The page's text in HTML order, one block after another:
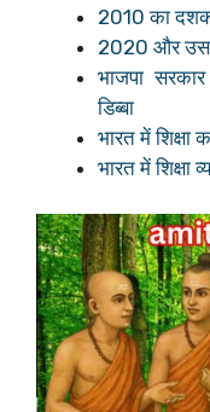
2010 का
2020 और
भाजपा
डिब्बा
भारत में शिक्षा
भारत में शिक्षा